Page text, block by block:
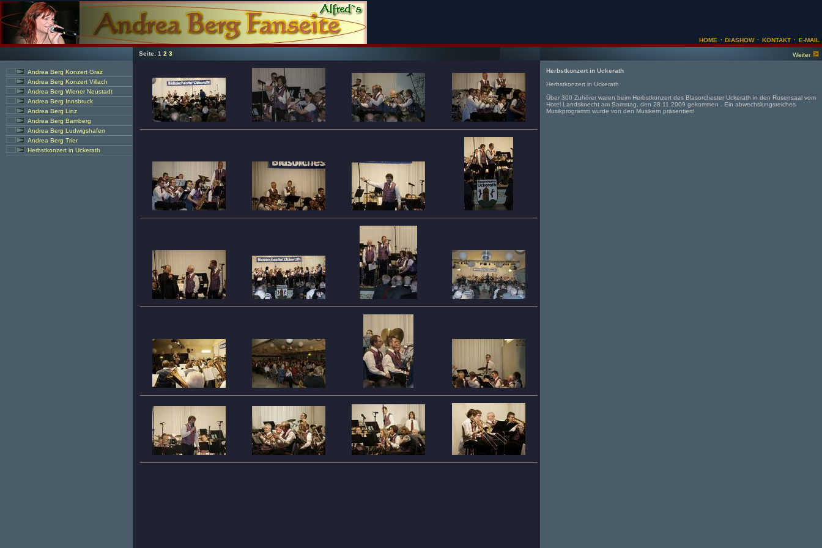
HOME · DIASHOW· KONTAKT · E-MAIL
Seite: 1 2 3 Weiter
Andrea Berg Konzert Graz
Andrea Berg Konzert Villach
Andrea Berg Wiener Neustadt
Andrea Berg Innsbruck
Andrea Berg Linz
Andrea Berg Bamberg
Andrea Berg Ludwigshafen
Andrea Berg Trier
Herbstkonzert in Uckerath
Herbstkonzert in Uckerath
Herbstkonzert in Uckerath
Über 300 Zuhörer waren beim Herbstkonzert des Blasorchester Uckerath in den Rosensaal vom
Hotel Landsknecht am Samstag, den 28.11.2009 gekommen . Ein abwechslungsreiches
Musikprogramm wurde von den Musikern präsentiert!